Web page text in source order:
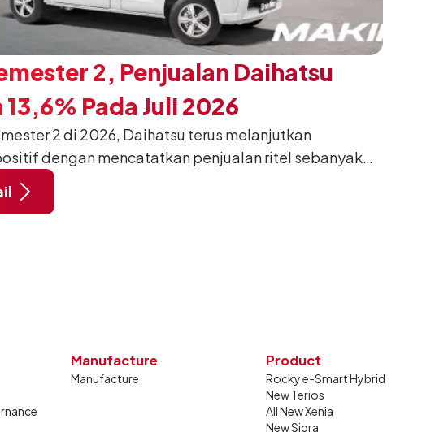
2, Penjualan Daihatsu
Pada Juli 2026
2 di 2026, Daihatsu terus melanjutkan
dengan mencatatkan penjualan ritel sebanyak
Juli 2026. Capaian tersebut tumbuh 13,6%
yang sama tahun lalu sebanyak 11.220 unit,
Manufacture
Manufacture
Product
Rocky e-Smart Hybrid
New Terios
All New Xenia
New Sigra